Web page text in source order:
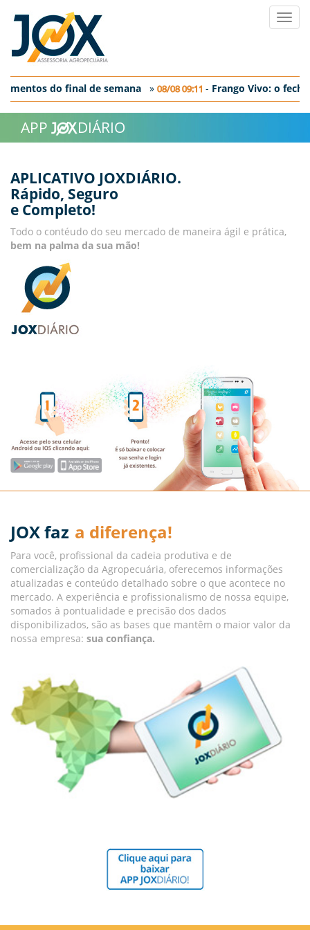
do final de semana »08/08 09:11-Frango Vivo: o
o fechamento em SP
APP DIÁRIO
APLICATIVO JOXDIÁRIO.
Rápido, Seguro
e Completo!
Todo o contéudo do seu mercado de maneira ágil e prática,
bem na palma da sua mão!
JOX faz a diferença!
Para você, profissional da cadeia produtiva e de
comercialização da Agropecuária, oferecemos informações
atualizadas e conteúdo detalhado sobre o que acontece no
mercado. A experiência e profissionalismo de nossa equipe,
somados à pontualidade e precisão dos dados
disponibilizados, são as bases que mantêm o maior valor da
nossa empresa: sua confiança.